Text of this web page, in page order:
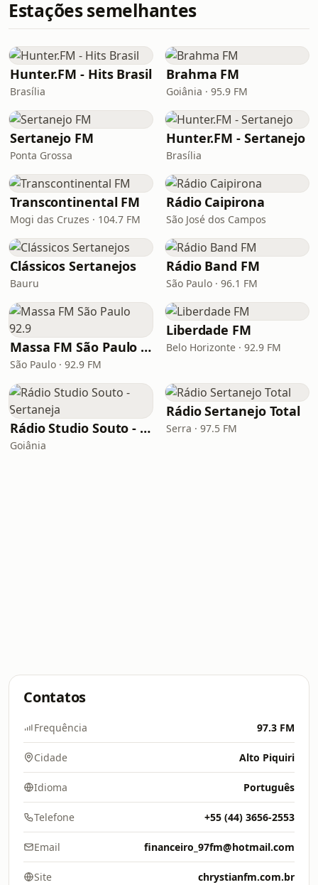
Estações semelhantes
Hunter.FM - Hits Brasil
Brasília
Brahma FM
Goiânia · 95.9 FM
Sertanejo FM
Ponta Grossa
Hunter.FM - Sertanejo
Brasília
Transcontinental FM
Mogi das Cruzes · 104.7 FM
Rádio Caipirona
São José dos Campos
Clássicos Sertanejos
Bauru
Rádio Band FM
São Paulo · 96.1 FM
Massa FM São Paulo 92.9
São Paulo · 92.9 FM
Liberdade FM
Belo Horizonte · 92.9 FM
Rádio Studio Souto - Sertaneja
Goiânia
Rádio Sertanejo Total
Serra · 97.5 FM
Contatos
Frequência 97.3 FM
Cidade Alto Piquiri
Idioma Português
Telefone +55 (44) 3656-2553
Email financeiro_97fm@hotmail.com
Site chrystianfm.com.br